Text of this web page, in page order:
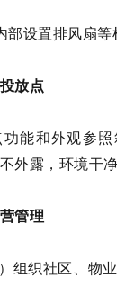
部设置排风扇等
放点
能和外观参照
外露，环境干净
管理
组织社区、物